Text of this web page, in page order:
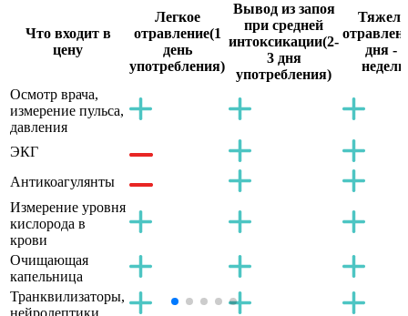
Что входит в
цену
Легкое
отравление(1
день
употребления)
Вывод из запоя
при средней
интоксикации(2-
3 дня
употребления)
дня - 2
Осмотр врача,
измерение пульса,
давления
ЭКГ
Антикоагулянты
Измерение уровня
кислорода в
крови
Очищающая
капельница
Транквилизаторы,
нейролептики